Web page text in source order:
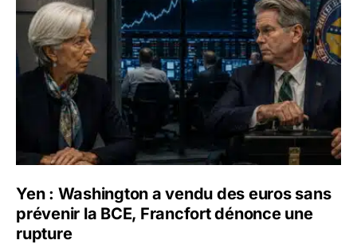
Yen : Washington a vendu des euros sans
prévenir la BCE, Francfort dénonce une
rupture